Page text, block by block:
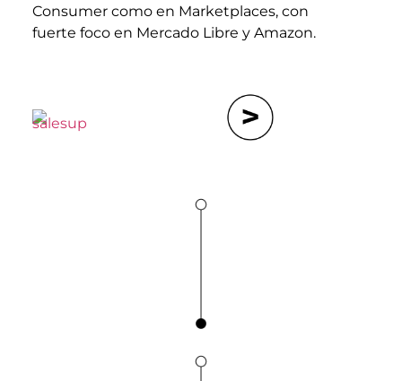
Consumer como en Marketplaces, con
fuerte foco en Mercado Libre y Amazon.